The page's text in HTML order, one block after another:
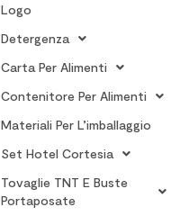
Logo
Detergenza
Carta Per Alimenti
Contenitore Per Alimenti
Materiali Per L’imballaggio
Set Hotel Cortesia
Tovaglie TNT E Buste
Portaposate